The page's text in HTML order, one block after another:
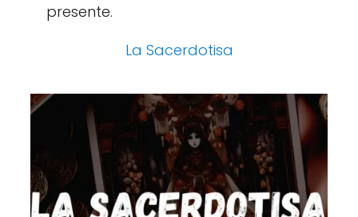
presente.
La Sacerdotisa